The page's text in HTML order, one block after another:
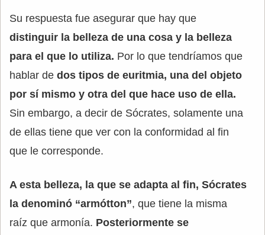
Su respuesta fue asegurar que hay que
distinguir la belleza de una cosa y la belleza
para el que lo utiliza. Por lo que tendríamos que
hablar de dos tipos de euritmia, una del objeto
por sí mismo y otra del que hace uso de ella.
Sin embargo, a decir de Sócrates, solamente una
de ellas tiene que ver con la conformidad al fin
que le corresponde.
A esta belleza, la que se adapta al fin, Sócrates
la denominó “armótton”, que tiene la misma
raíz que armonía. Posteriormente se